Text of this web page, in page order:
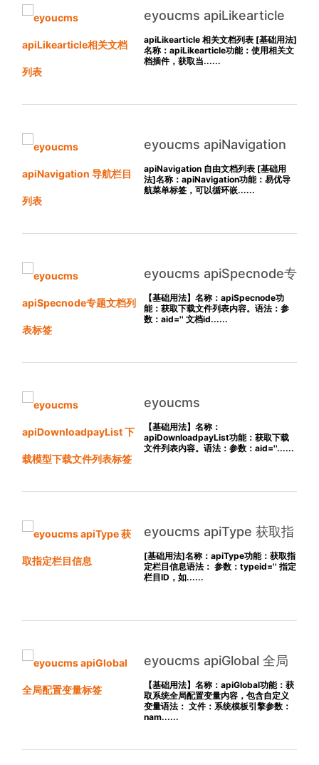
eyoucms apiLikearticle
相关文档列表
apiLikearticle 相关文档列表 [基础用法]
名称：apiLikearticle功能：使用相关文
档插件，获取当......
eyoucms apiNavigation
导航栏目列表
apiNavigation 自由文档列表 [基础用
法]名称：apiNavigation功能：易优导
航菜单标签，可以循环嵌......
eyoucms apiSpecnode专
题文档列表标签
【基础用法】名称：apiSpecnode功
能：获取下载文件列表内容。语法：参
数：aid='' 文档id......
eyoucms
apiDownloadpayList 下载
模型下载文件列表标签
【基础用法】名称：
apiDownloadpayList功能：获取下载
文件列表内容。语法：参数：aid=''......
eyoucms apiType 获取指
定栏目信息
[基础用法]名称：apiType功能：获取指
定栏目信息语法： 参数：typeid='' 指定
栏目ID，如......
eyoucms apiGlobal 全局
配置变量标签
【基础用法】名称：apiGlobal功能：获
取系统全局配置变量内容，包含自定义
变量语法： 文件：系统模板引擎参数：
nam......